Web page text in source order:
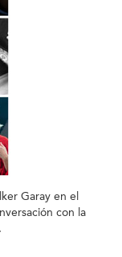
Garay en el
con la